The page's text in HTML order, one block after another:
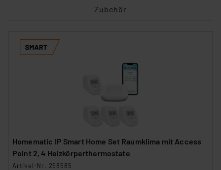
Zubehör
Homematic IP Smart Home Set Raumklima mit Access
Point 2, 4 Heizkörperthermostate
Artikel-Nr. 258585